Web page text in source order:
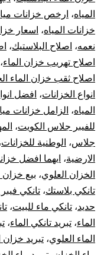
المياه، ارخص خزانات
خزانات المياه، اسعار
نعمه، اصلاح البلاستيك،
اصلاح تهريب خزان الماء،
اصلاح ثقب خزان الماء
انواع الخزانات، افضل
المياه، الزامل خزانات
للفيبر جلاس الكويت،
جلاس، الوطنية للخزانات
الارضية، ايهما افضل
الخزان العلوي، بيع خزان
تانكي بلاستك، تانكي
حديد، تانكي ماء للبيت،
الماء، تبريد تانكي الماء،
الماء العلوي، تبريد خزان